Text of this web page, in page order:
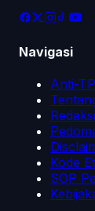
Navigasi
Anti-
Redaksi
Kode
SOP